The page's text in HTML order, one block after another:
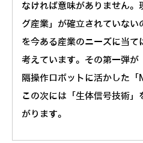
なければ意味がありません。
グ産業」が確立されていな
を今ある産業のニーズに当て
考えています。その第一弾が
隔操作ロボットに活かした
この次には「生体信号技術
がります。